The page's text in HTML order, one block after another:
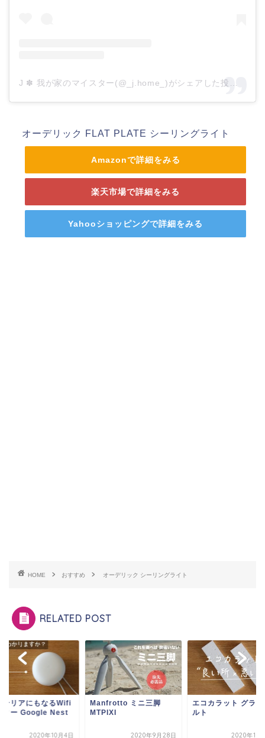
J ✽ 我が家のマイスター(@_j.home_)がシェアした投稿
オーデリック FLAT PLATE シーリングライト
Amazon
楽天市場
Yahooショッピング
HOME おすすめ オーデリック シーリングライト
RELATED POST
テリアにもなるWifi
ター Google Nest
2020年10月4日
Manfrotto ミニ三脚
MTPIXI
2020年9月28日
エコカラット グラ
ルト
2020年10